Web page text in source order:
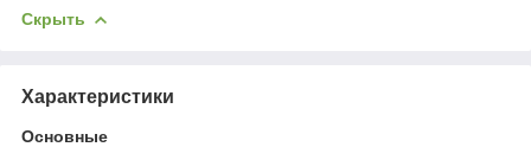
Скрыть
Характеристики
Основные